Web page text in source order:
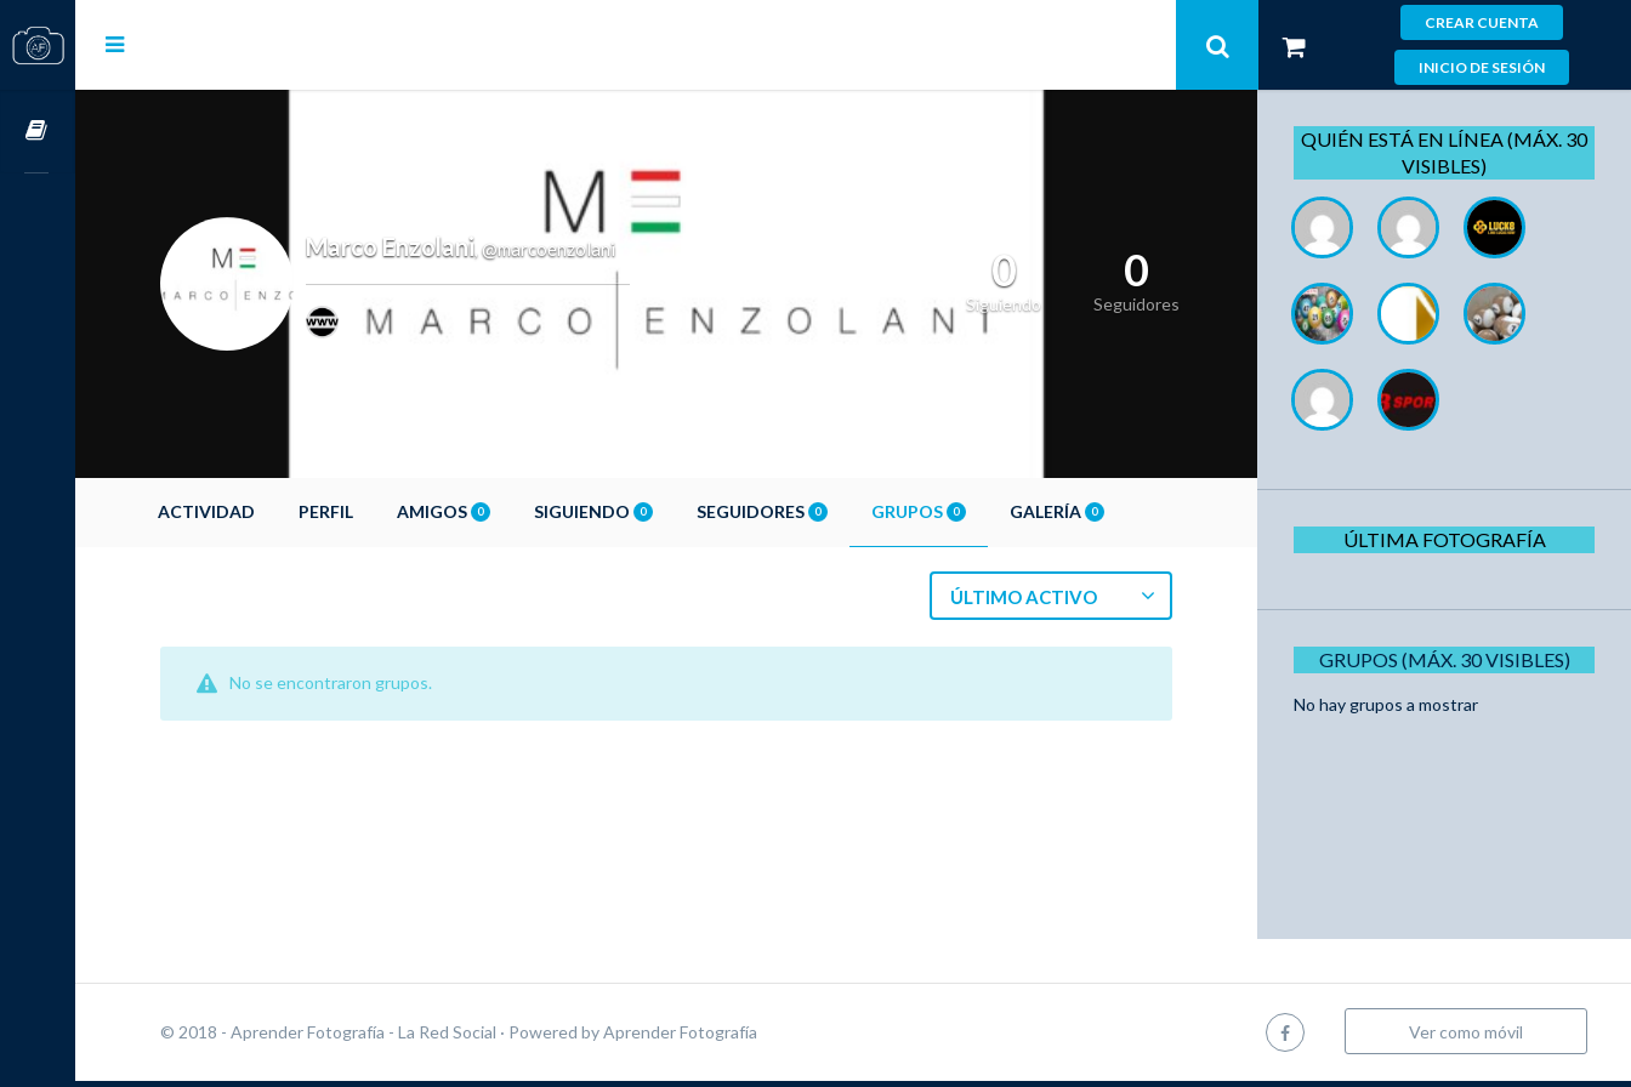
CREAR CUENTA
INICIO DE SESIÓN
Marco Enzolani @marcoenzolani 0
Siguiendo
0
Seguidores
ACTIVIDAD PERFIL AMIGOS 0 SIGUIENDO 0 SEGUIDORES 0 GRUPOS 0 GALERÍA 0
ÚLTIMO ACTIVO
No se encontraron grupos.
QUIÉN ESTÁ EN LÍNEA (MÁX. 30
VISIBLES)
ÚLTIMA FOTOGRAFÍA
GRUPOS (MÁX. 30 VISIBLES)
No hay grupos a mostrar
© 2018 - Aprender Fotografía - La Red Social · Powered byAprender Fotografía